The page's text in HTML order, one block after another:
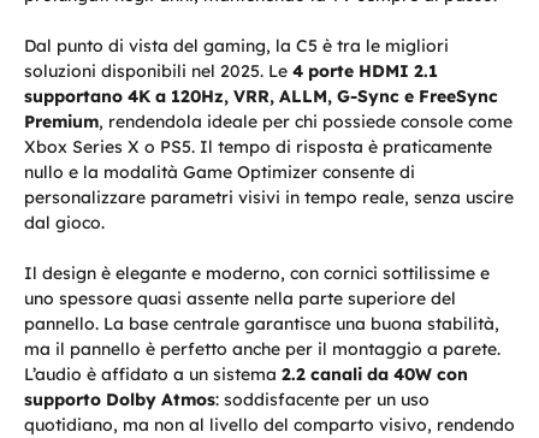
Dal punto di vista del gaming, la C5 è tra le migliori
soluzioni disponibili nel 2025. Le 4 porte HDMI 2.1
supportano 4K a 120Hz, VRR, ALLM, G-Sync e FreeSync
Premium, rendendola ideale per chi possiede console come
Xbox Series X o PS5. Il tempo di risposta è praticamente
nullo e la modalità Game Optimizer consente di
personalizzare parametri visivi in tempo reale, senza uscire
dal gioco.
Il design è elegante e moderno, con cornici sottilissime e
uno spessore quasi assente nella parte superiore del
pannello. La base centrale garantisce una buona stabilità,
ma il pannello è perfetto anche per il montaggio a parete.
L’audio è affidato a un sistema 2.2 canali da 40W con
supporto Dolby Atmos: soddisfacente per un uso
quotidiano, ma non al livello del comparto visivo, rendendo